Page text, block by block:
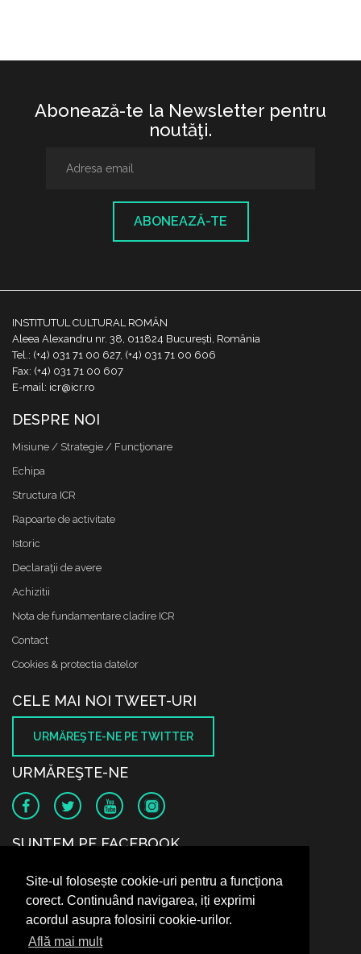
Site-ul folosește cookie-uri pentru a funcționa
corect. Continuând navigarea, iți exprimi
acordul asupra folosirii cookie-urilor.
Află mai mult
Abonează-te la Newsletter pentru
noutăţi.
ABONEAZĂ-TE
INSTITUTUL CULTURAL ROMÂN
Aleea Alexandru nr. 38, 011824 București, România
Tel.: (+4) 031 71 00 627, (+4) 031 71 00 606
Fax: (+4) 031 71 00 607
E-mail: icr@icr.ro
DESPRE NOI
Misiune / Strategie / Funcţionare
Echipa
Structura ICR
Rapoarte de activitate
Istoric
Declaraţii de avere
Achizitii
Nota de fundamentare cladire ICR
Contact
Cookies & protectia datelor
CELE MAI NOI TWEET-URI
URMĂREŞTE-NE PE TWITTER
URMĂREŞTE-NE
SUNTEM PE FACEBOOK